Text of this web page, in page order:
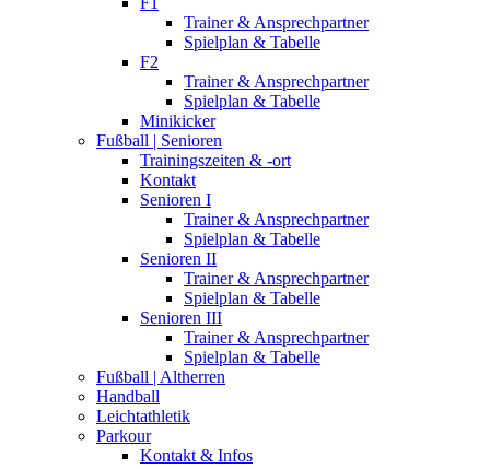
Trainer & Ansprechpartner
Spielplan & Tabelle
F2
Trainer & Ansprechpartner
Spielplan & Tabelle
Minikicker
Fußball | Senioren
Trainingszeiten & -ort
Kontakt
Senioren I
Trainer & Ansprechpartner
Spielplan & Tabelle
Senioren II
Trainer & Ansprechpartner
Spielplan & Tabelle
Senioren III
Trainer & Ansprechpartner
Spielplan & Tabelle
Fußball | Altherren
Handball
Leichtathletik
Parkour
Kontakt & Infos